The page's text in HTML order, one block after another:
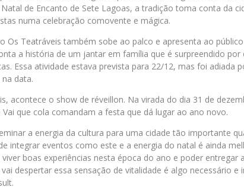
de Encanto de Sete Lagoas, a tradição toma conta da
numa celebração comovente e mágica.
Os Teatráveis também sobe ao palco e apresenta ao
a história de um jantar em família que é surpreendido por
Essa atividade estava prevista para 22/12, mas foi adiada
data.
acontece o show de réveillon. Na virada do dia 31 de
que cola comandam a festa que dá lugar ao ano novo.
a energia da cultura para uma cidade tão importante
integrar eventos como este e a energia do natal é ainda
boas experiências nesta época do ano e poder entregar
despertar essa sensação de vitalidade é algo necessário e